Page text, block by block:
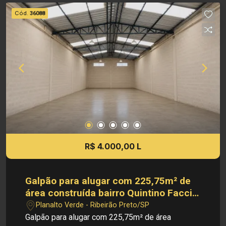
imobiliária se reserva ao direito de alterar
qualquer informação referente aos valores,
dados e disponibilidade de seus imóveis, sem
aviso prévio.
Cód. 36088
R$ 4.000,00 L
Galpão para alugar com 225,75m² de
área construída bairro Quintino Facci
II, em Ribeirão Preto/SP.
Planalto Verde - Ribeirão Preto/SP
Galpão para alugar com 225,75m² de área